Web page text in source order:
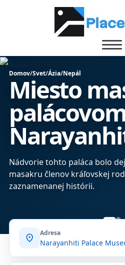
Domov/Svet/Ázia/Nepál
Miesto
Nádvorie tohto paláca bolo
masakru členov kráľovskej
zaznamenanej histórii.
location_on Adresa
Narayanhiti Palace